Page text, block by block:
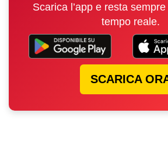
Scarica l’app e resta
tempo reale.
SCARICA